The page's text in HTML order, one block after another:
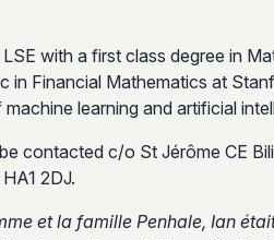
with a first class degree in
in Financial Mathematics at
learning and artificial
contacted c/o St Jérôme CE
2DJ.
et la famille Penhale, Ian